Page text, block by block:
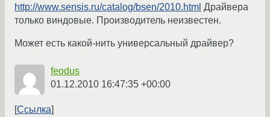
http://www.sensis.ru/catalog/bsen/2010.html Драйвера
только виндовые. Производитель неизвестен.
Может есть какой-нить универсальный драйвер?
feodus
01.12.2010 16:47:35 +00:00
Ссылка